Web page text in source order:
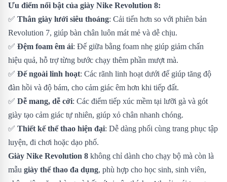
Ưu điểm nổi bật của giày Nike Revolution 8:
✅ Thân giày lưới siêu thoáng: Cải tiến hơn so với phiên bản
Revolution 7, giúp bàn chân luôn mát mẻ và dễ chịu.
✅ Đệm foam êm ái: Đế giữa bằng foam nhẹ giúp giảm chấn
hiệu quả, hỗ trợ từng bước chạy thêm phần mượt mà.
✅ Đế ngoài linh hoạt: Các rãnh linh hoạt dưới đế giúp tăng độ
đàn hồi và độ bám, cho cảm giác êm hơn khi tiếp đất.
✅ Dễ mang, dễ cởi: Các điểm tiếp xúc mềm tại lưỡi gà và gót
giày tạo cảm giác tự nhiên, giúp xỏ chân nhanh chóng.
✅ Thiết kế thể thao hiện đại: Dễ dàng phối cùng trang phục tập
luyện, đi chơi hoặc dạo phố.
Giày Nike Revolution 8 không chỉ dành cho chạy bộ mà còn là
mẫu giày thể thao đa dụng, phù hợp cho học sinh, sinh viên,